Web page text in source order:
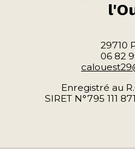
29710
06 82
Enregistré au
SIRET N°795 111